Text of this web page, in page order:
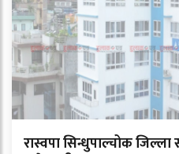
रास्वपा सिन्धुपाल्चोक